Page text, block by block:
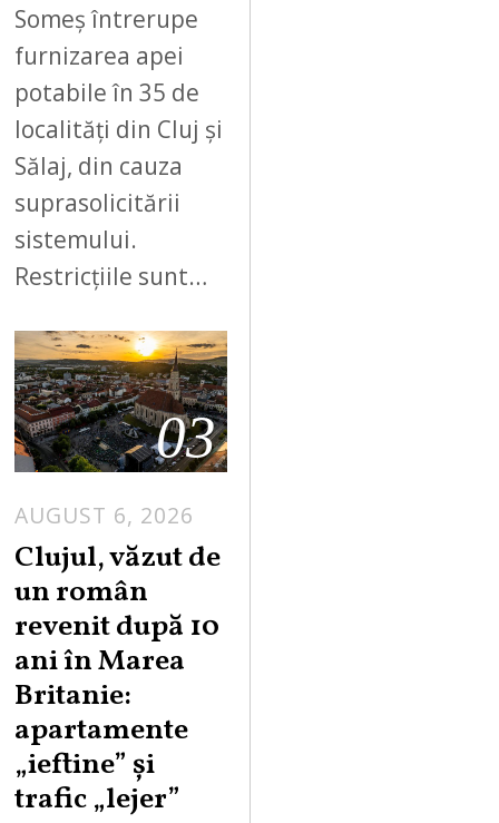
Someș întrerupe
furnizarea apei
potabile în 35 de
localități din Cluj și
Sălaj, din cauza
suprasolicitării
sistemului.
Restricțiile sunt…
03
AUGUST 6, 2026
Clujul, văzut de
un român
revenit după 10
ani în Marea
Britanie:
apartamente
„ieftine” și
trafic „lejer”